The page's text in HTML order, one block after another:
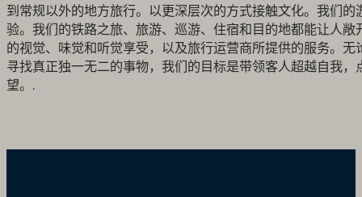
到常规以外的地方旅行。以更深层次的方式接触文化。我们
验。我们的铁路之旅、旅游、巡游、住宿和目的地都能让人
的视觉、味觉和听觉享受，以及旅行运营商所提供的服务。
寻找真正独一无二的事物，我们的目标是带领客人超越自我
望。.